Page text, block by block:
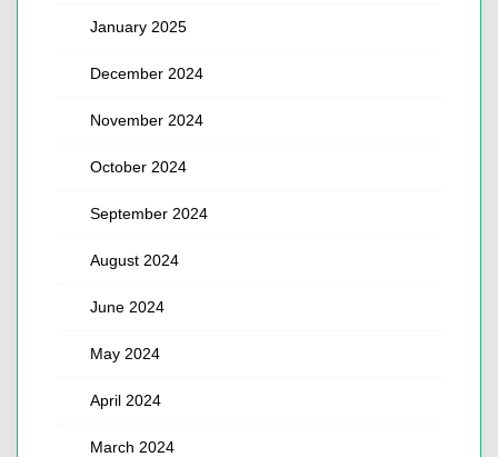
January 2025
December 2024
November 2024
October 2024
September 2024
August 2024
June 2024
May 2024
April 2024
March 2024